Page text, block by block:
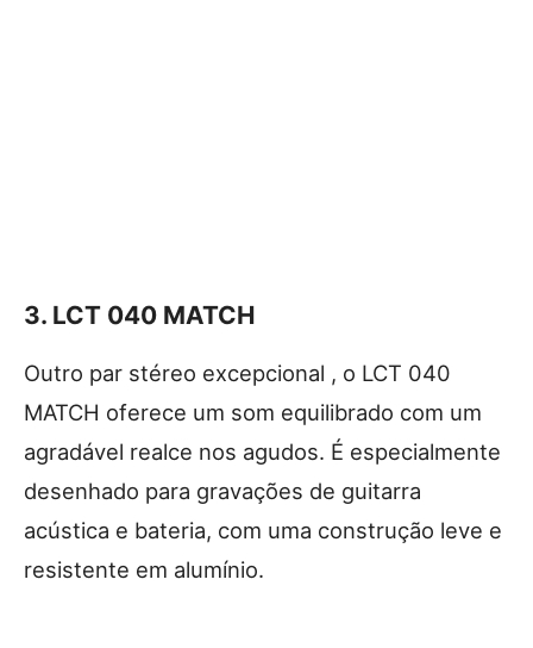
3. LCT 040 MATCH
Outro par stéreo excepcional , o LCT 040
MATCH oferece um som equilibrado com um
agradável realce nos agudos. É especialmente
desenhado para gravações de guitarra
acústica e bateria, com uma construção leve e
resistente em alumínio.